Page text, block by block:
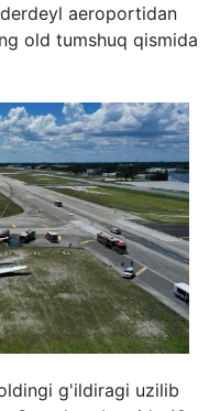
aeroportidan
old tumshuq qismida
g'ildiragi uzilib